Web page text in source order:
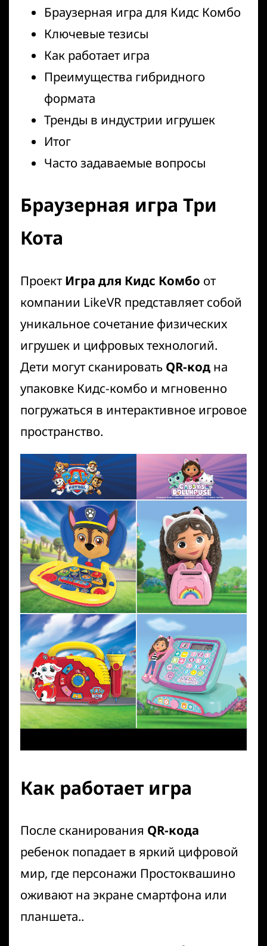
Браузерная игра для Кидс Комбо
Ключевые тезисы
Как работает игра
Преимущества гибридного
формата
Тренды в индустрии игрушек
Итог
Часто задаваемые вопросы
Браузерная игра Три
Кота
ПроектИгра для Кидс Комбо от
компании LikeVR представляет собой
уникальное сочетание физических
игрушек и цифровых технологий.
Дети могут сканировать QR-код на
упаковке Кидс-комбо и мгновенно
погружаться в интерактивное игровое
пространство.
Как работает игра
После сканирования QR-кода
ребенок попадает в яркий цифровой
мир, где персонажи Простоквашино
оживают на экране смартфона или
планшета..